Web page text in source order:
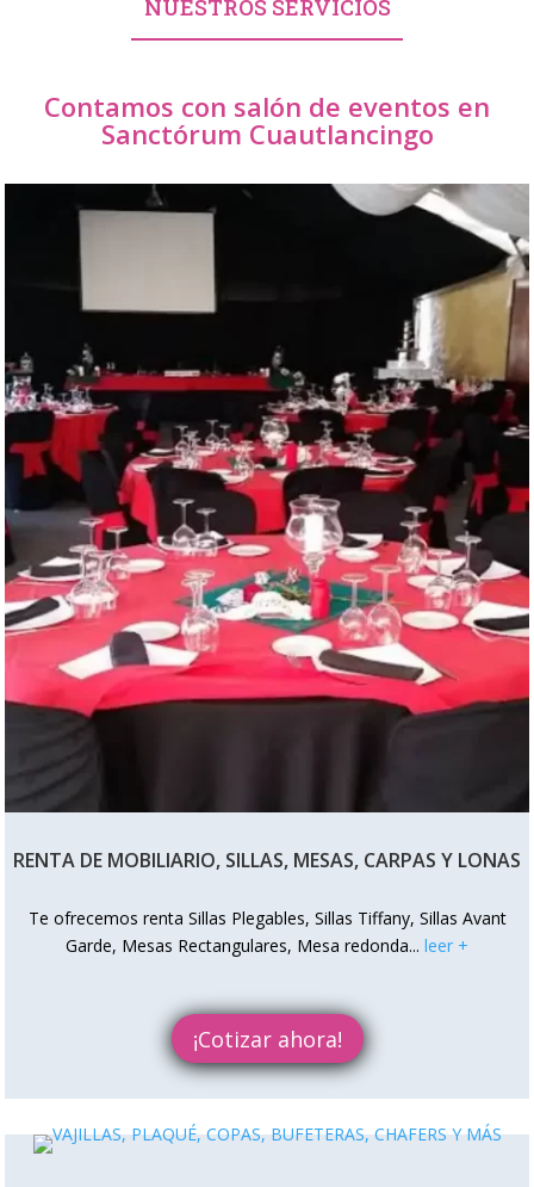
NUESTROS SERVICIOS
Contamos con salón de eventos en
Sanctórum Cuautlancingo
RENTA DE MOBILIARIO, SILLAS, MESAS, CARPAS Y LONAS
Te ofrecemos renta Sillas Plegables, Sillas Tiffany, Sillas Avant
Garde, Mesas Rectangulares, Mesa redonda... leer +
¡Cotizar ahora!